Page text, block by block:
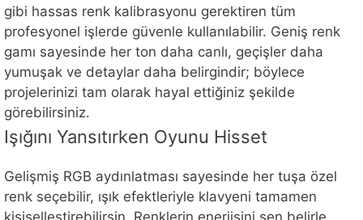
gibi hassas renk kalibrasyonu gerektiren tüm
profesyonel işlerde güvenle kullanılabilir. Geniş renk
gamı sayesinde her ton daha canlı, geçişler daha
yumuşak ve detaylar daha belirgindir; böylece
projelerinizi tam olarak hayal ettiğiniz şekilde
görebilirsiniz.
Işığını Yansıtırken Oyunu Hisset
Gelişmiş RGB aydınlatması sayesinde her tuşa özel
renk seçebilir, ışık efektleriyle klavyeni tamamen